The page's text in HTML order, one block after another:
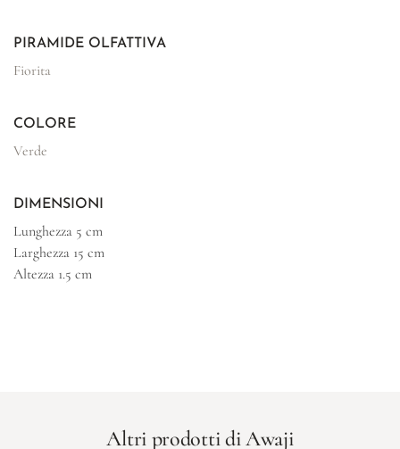
PIRAMIDE OLFATTIVA
Fiorita
COLORE
Verde
DIMENSIONI
Lunghezza 5 cm
Larghezza 15 cm
Altezza 1.5 cm
Altri prodotti di Awaji